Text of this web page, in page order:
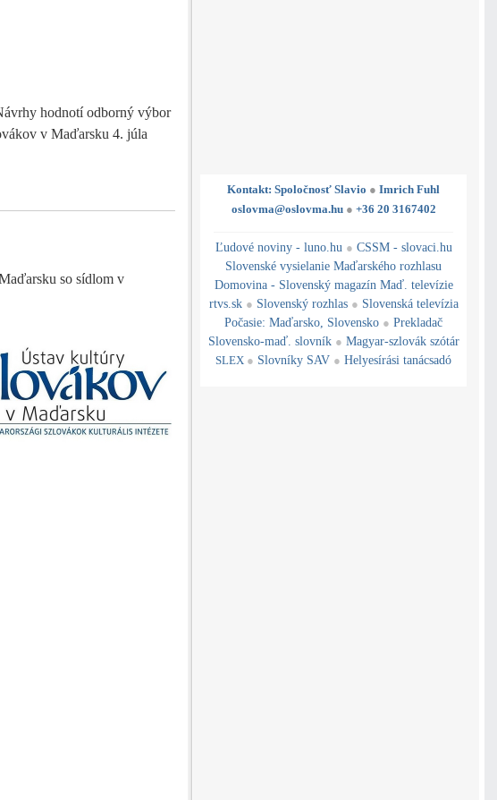
hodnotí odborný výbor
v Maďarsku 4. júla
so sídlom v
Kontakt: Spoločnosť Slavio ● Imrich Fuhl
oslovma@oslovma.hu ● +36 20 3167402
Ľudové noviny - luno.hu ● CSSM - slovaci.hu
Slovenské vysielanie Maďarského rozhlasu
Domovina - Slovenský magazín Maď. televízie
rtvs.sk ● Slovenský rozhlas ● Slovenská televízia
Počasie: Maďarsko, Slovensko ● Prekladač
Slovensko-maď. slovník ● Magyar-szlovák szótár
SLEX ● Slovníky SAV ● Helyesírási tanácsadó